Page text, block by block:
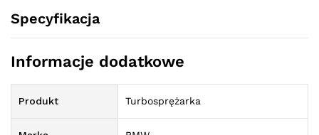
Specyfikacja
Informacje dodatkowe
Produkt Turbosprężarka